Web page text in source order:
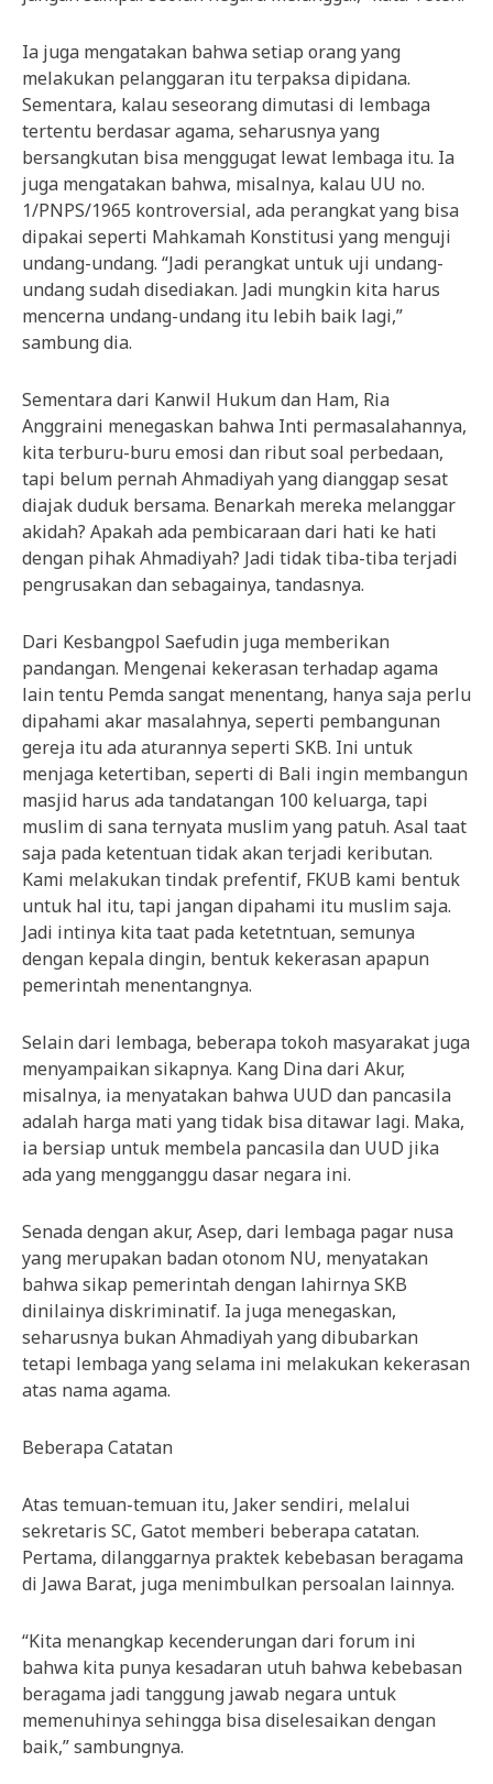
Ia juga mengatakan bahwa setiap orang yang
melakukan pelanggaran itu terpaksa dipidana.
Sementara, kalau seseorang dimutasi di lembaga
tertentu berdasar agama, seharusnya yang
bersangkutan bisa menggugat lewat lembaga itu. Ia
juga mengatakan bahwa, misalnya, kalau UU no.
1/PNPS/1965 kontroversial, ada perangkat yang bisa
dipakai seperti Mahkamah Konstitusi yang menguji
undang-undang. “Jadi perangkat untuk uji undang-
undang sudah disediakan. Jadi mungkin kita harus
mencerna undang-undang itu lebih baik lagi,”
sambung dia.
Sementara dari Kanwil Hukum dan Ham, Ria
Anggraini menegaskan bahwa Inti permasalahannya,
kita terburu-buru emosi dan ribut soal perbedaan,
tapi belum pernah Ahmadiyah yang dianggap sesat
diajak duduk bersama. Benarkah mereka melanggar
akidah? Apakah ada pembicaraan dari hati ke hati
dengan pihak Ahmadiyah? Jadi tidak tiba-tiba terjadi
pengrusakan dan sebagainya, tandasnya.
Dari Kesbangpol Saefudin juga memberikan
pandangan. Mengenai kekerasan terhadap agama
lain tentu Pemda sangat menentang, hanya saja perlu
dipahami akar masalahnya, seperti pembangunan
gereja itu ada aturannya seperti SKB. Ini untuk
menjaga ketertiban, seperti di Bali ingin membangun
masjid harus ada tandatangan 100 keluarga, tapi
muslim di sana ternyata muslim yang patuh. Asal taat
saja pada ketentuan tidak akan terjadi keributan.
Kami melakukan tindak prefentif, FKUB kami bentuk
untuk hal itu, tapi jangan dipahami itu muslim saja.
Jadi intinya kita taat pada ketetntuan, semunya
dengan kepala dingin, bentuk kekerasan apapun
pemerintah menentangnya.
Selain dari lembaga, beberapa tokoh masyarakat juga
menyampaikan sikapnya. Kang Dina dari Akur,
misalnya, ia menyatakan bahwa UUD dan pancasila
adalah harga mati yang tidak bisa ditawar lagi. Maka,
ia bersiap untuk membela pancasila dan UUD jika
ada yang mengganggu dasar negara ini.
Senada dengan akur, Asep, dari lembaga pagar nusa
yang merupakan badan otonom NU, menyatakan
bahwa sikap pemerintah dengan lahirnya SKB
dinilainya diskriminatif. Ia juga menegaskan,
seharusnya bukan Ahmadiyah yang dibubarkan
tetapi lembaga yang selama ini melakukan kekerasan
atas nama agama.
Beberapa Catatan
Atas temuan-temuan itu, Jaker sendiri, melalui
sekretaris SC, Gatot memberi beberapa catatan.
Pertama, dilanggarnya praktek kebebasan beragama
di Jawa Barat, juga menimbulkan persoalan lainnya.
“Kita menangkap kecenderungan dari forum ini
bahwa kita punya kesadaran utuh bahwa kebebasan
beragama jadi tanggung jawab negara untuk
memenuhinya sehingga bisa diselesaikan dengan
baik,” sambungnya.